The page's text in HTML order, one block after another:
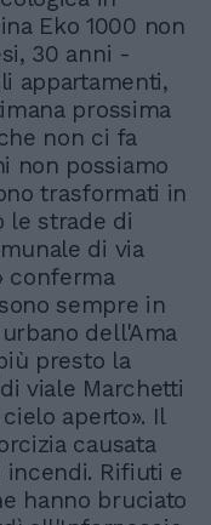
Eko 1000 non
30 anni -
appartamenti,
prossima
non ci fa
non possiamo
trasformati in
le strade di
di via
conferma
sempre in
dell'Ama
presto la
viale Marchetti
aperto». Il
causata
incendi. Rifiuti e
hanno bruciato